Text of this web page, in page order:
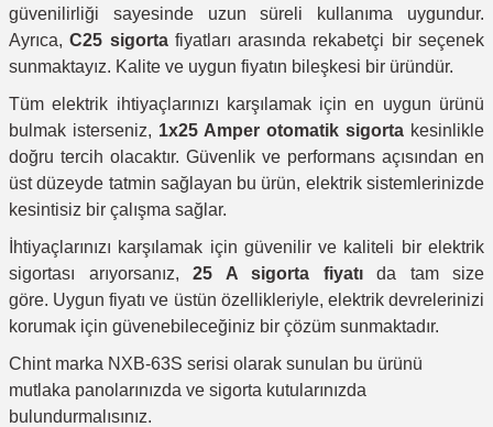
güvenilirliği sayesinde uzun süreli kullanıma uygundur.
Ayrıca,C25 sigortafiyatları arasında rekabetçi bir seçenek
sunmaktayız. Kalite ve uygun fiyatın bileşkesi bir üründür.
Tüm elektrik ihtiyaçlarınızı karşılamak için en uygun ürünü
bulmak isterseniz, 1x25 Amper otomatik sigorta kesinlikle
doğru tercih olacaktır. Güvenlik ve performans açısından en
üst düzeyde tatmin sağlayan bu ürün, elektrik sistemlerinizde
kesintisiz bir çalışma sağlar.
İhtiyaçlarınızı karşılamak için güvenilir ve kaliteli bir elektrik
sigortası arıyorsanız, 25 A sigorta fiyatıda tam size
göre. Uygun fiyatı ve üstün özellikleriyle, elektrik devrelerinizi
korumak için güvenebileceğiniz bir çözüm sunmaktadır.
Chint marka NXB-63S serisi olarak sunulan bu ürünü
mutlaka panolarınızda ve sigorta kutularınızda
bulundurmalısınız.